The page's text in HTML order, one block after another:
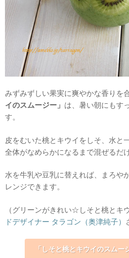
みずみずしい果実に爽やかな香りを
イのスムージー」 は、暑い朝にもす
す。
皮をむいた桃とキウイをしそ、水と
全体がなめらかになるまで混ぜるだ
水を牛乳や豆乳に替えれば、まろや
レンジできます。
（グリーンがきれい☆しそと桃とキ
ドデザイナー タラゴン（奥津純子）
「しそと桃とキウイのスムー